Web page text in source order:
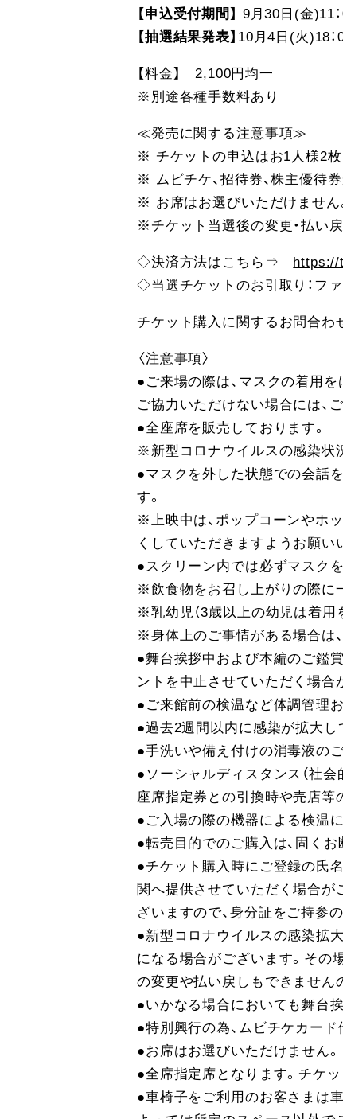
【申込受付期間】
9月30日(金)11
【抽選結果発表】 10月4日(火)18：
【料金】 2,100円均一
※別途各種手数料あり
≪発売に関する注意事項≫
※ チケットの申込はお1人様2枚
※ ムビチケ、招待券、株主優待
※ お席はお選びいただけません
※チケット当選後の変更・払い
◇決済方法はこちら⇒ https://
◇当選チケットのお引取り：フ
チケット購入に関するお問合わ
〈注意事項〉
●ご来場の際は、マスクの着用
ご協力いただけない場合には、
●全座席を販売しております。
※新型コロナウイルスの感染状
●マスクを外した状態での会話
す。
※上映中は、ポップコーンやホ
くしていただきますようお願い
●スクリーン内では必ずマスク
※飲食物をお召し上がりの際に
※乳幼児（3歳以上の幼児は着用
※身体上のご事情がある場合は
●舞台挨拶中および本編のご鑑
ントを中止させていただく場合
●ご来館前の検温など体調管理
●過去2週間以内に感染が拡大し
●手洗いや備え付けの消毒液の
●ソーシャルディスタンス（社会
座席指定券との引換時や売店等
●ご入場の際の機器による検温
●転売目的でのご購入は、固くお
●チケット購入時にご登録の氏
関へ提供させていただく場合が
ざいますので、 身分証 をご持参
●新型コロナウイルスの感染拡
になる場合がございます。その
の変更や払い戻しもできません
●いかなる場合においても舞台
●特別興行の為、ムビチケカード
●お席はお選びいただけません。
●全席指定席となります。チケ
●車椅子をご利用のお客さまは